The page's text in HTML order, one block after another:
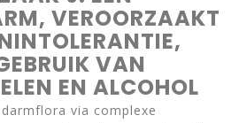
VEROORZAAKT
VAN
EN ALCOHOL
via complexe